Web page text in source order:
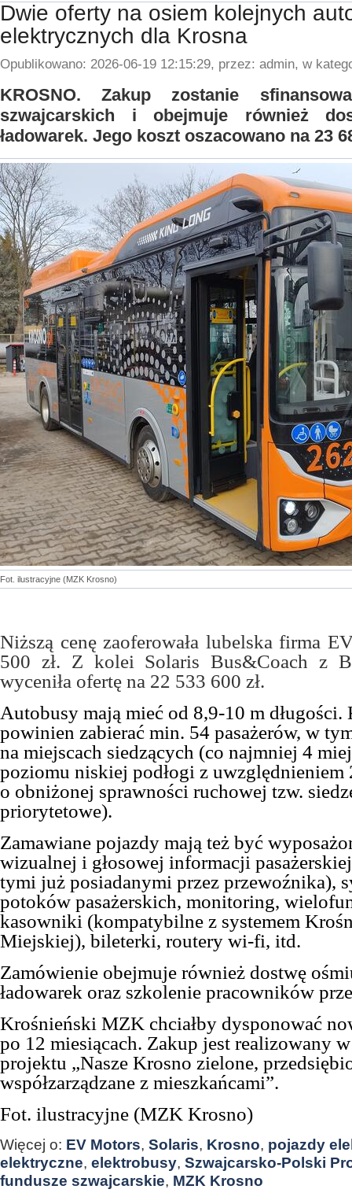
Dwie oferty na osiem kolejnych
elektrycznych dla Krosna
Opublikowano: 2026-06-19 12:15:29, przez: admin, w
KROSNO. Zakup zostanie
szwajcarskich i obejmuje również
ładowarek. Jego koszt oszacowano na 23
Fot. ilustracyjne (MZK Krosno)
Niższą cenę zaoferowała lubelska firma
500 zł. Z kolei Solaris Bus&Coach z
wyceniła ofertę na 22 533 600 zł.
Autobusy mają mieć od 8,9-10 m długości.
powinien zabierać min. 54 pasażerów, w
na miejscach siedzących (co najmniej 4
poziomu niskiej podłogi z uwzględnieniem
o obniżonej sprawności ruchowej tzw.
priorytetowe).
Zamawiane pojazdy mają też być
wizualnej i głosowej informacji
tymi już posiadanymi przez przewoźnika),
potoków pasażerskich, monitoring,
kasowniki (kompatybilne z systemem
Miejskiej), bileterki, routery wi-fi, itd.
Zamówienie obejmuje również dostwę
ładowarek oraz szkolenie pracowników
Krośnieński MZK chciałby dysponować
po 12 miesiącach. Zakup jest realizowany
projektu „Nasze Krosno zielone,
współzarządzane z mieszkańcami”.
Fot. ilustracyjne (MZK Krosno)
Więcej o: EV Motors, Solaris, Krosno, pojazdy
elektryczne, elektrobusy, Szwajcarsko-Polski
fundusze szwajcarskie, MZK Krosno